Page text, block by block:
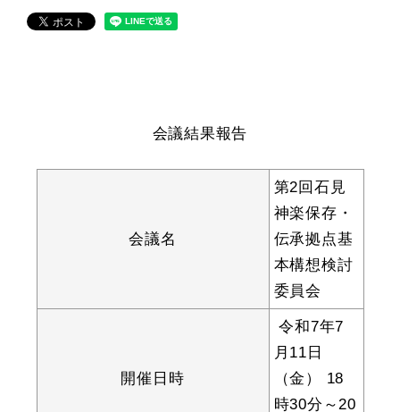
健康・福祉・子育て
（はまだぐらし）
会議結果報告
会議名
第2回石見
神楽保存・
伝承拠点基
本構想検討
委員会
開催日時
令和7年7
月11日
（金） 18
時30分～20